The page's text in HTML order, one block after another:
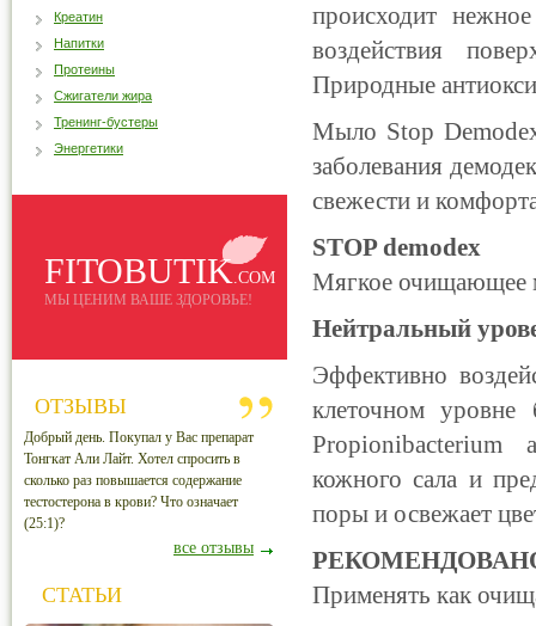
происходит
воздействия
Природные
Мыло Stop
заболевания
свежести и
STOP demodex
Мягкое очищающее
Нейтральный
Эффективно
клеточном уровне
Propionibacterium
кожного сала и
поры и освежает
Применять как
Креатин
Напитки
Протеины
Сжигатели жира
Тренинг-бустеры
Энергетики
FITOBUTIK.COM
МЫ ЦЕНИМ ВАШЕ ЗДОРОВЬЕ!
ОТЗЫВЫ
Добрый день. Покупал у Вас препарат
Тонгкат Али Лайт. Хотел спросить в
сколько раз повышается содержание
тестостерона в крови? Что означает
(25:1)?
все отзывы
СТАТЬИ